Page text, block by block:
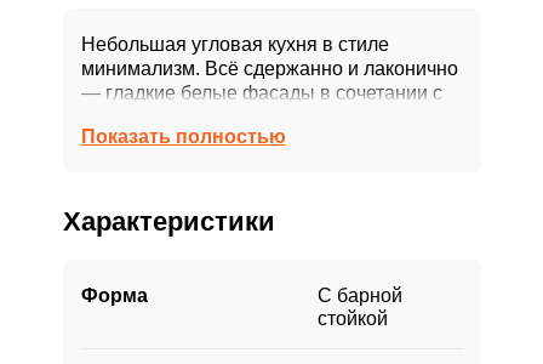
Небольшая угловая кухня в стиле
минимализм. Всё сдержанно и лаконично
— гладкие белые фасады в сочетании с
угловая планировка с барной стойкой,
Благодаря сочетанию светлых фасадов и
темной столешницы с фартуком гарнитур
Качественный гарнитур в современном
стиле украсит вашу кухню и будет
Показать полностью
Характеристики
Форма
С барной
стойкой